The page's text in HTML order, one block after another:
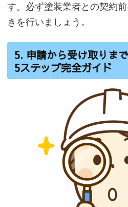
す。必ず塗装業者との契約
きを行いましょう。
5. 申請から受け取りま
5ステップ完全ガイド